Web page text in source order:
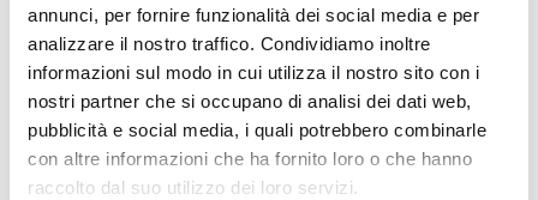
annunci, per fornire funzionalità dei social media e per
analizzare il nostro traffico. Condividiamo inoltre
informazioni sul modo in cui utilizza il nostro sito con i
nostri partner che si occupano di analisi dei dati web,
pubblicità e social media, i quali potrebbero combinarle
con altre informazioni che ha fornito loro o che hanno
raccolto dal suo utilizzo dei loro servizi.